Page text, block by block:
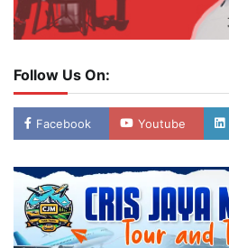
Follow Us On:
Facebook Youtube